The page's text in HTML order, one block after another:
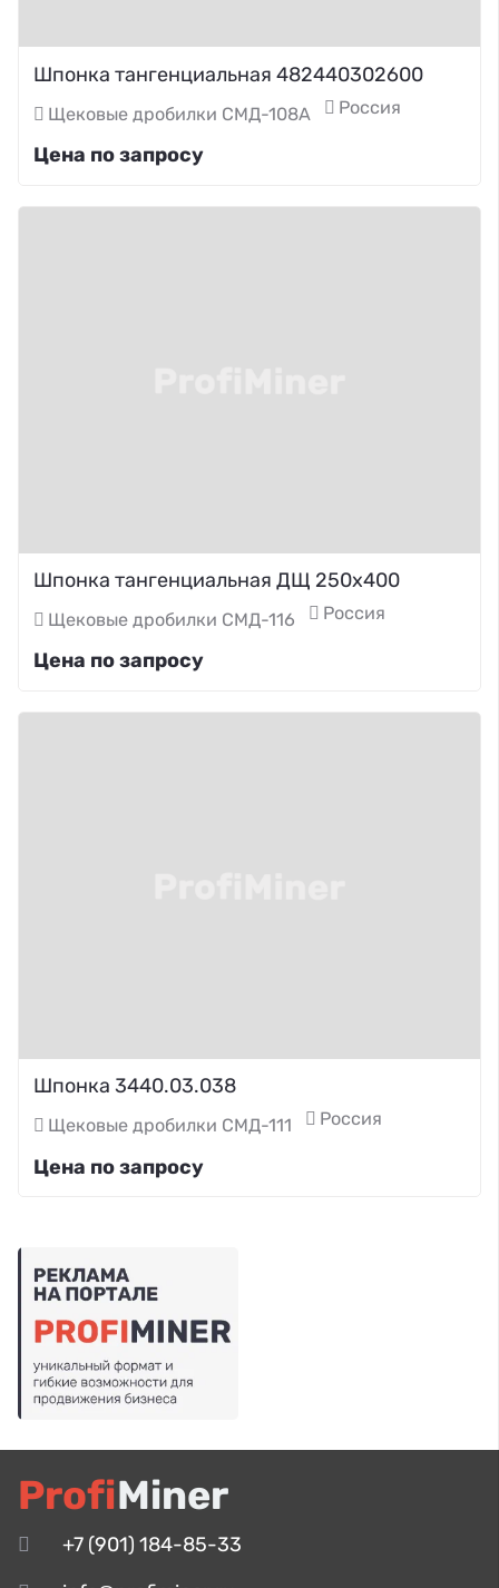
Шпонка тангенциальная 482440302600
Щековые дробилки СМД-108А Россия
Цена по запросу
Шпонка тангенциальная ДЩ 250х400
Щековые дробилки СМД-116 Россия
Цена по запросу
Шпонка 3440.03.038
Щековые дробилки СМД-111 Россия
Цена по запросу
ProfiMiner
+7 (901) 184-85-33